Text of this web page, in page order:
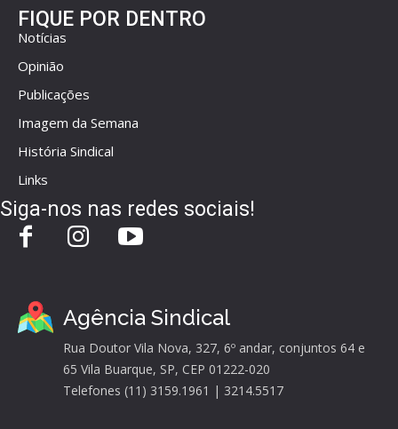
FIQUE POR DENTRO
Notícias
Opinião
Publicações
Imagem da Semana
História Sindical
Links
Siga-nos nas redes sociais!
Agência Sindical
Rua Doutor Vila Nova, 327, 6º andar, conjuntos 64 e
65 Vila Buarque, SP, CEP 01222-020
Telefones (11) 3159.1961 | 3214.5517